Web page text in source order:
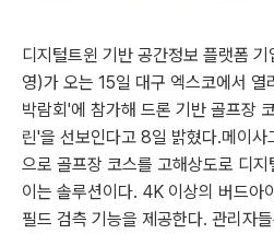
디지털트윈 기반 공간정보 플랫폼
영)가 오는 15일 대구 엑스코에서
박람회'에 참가해 드론 기반 골프장
린'을 선보인다고 8일 밝혔다.메이
으로 골프장 코스를 고해상도로 디
이는 솔루션이다. 4K 이상의 버드아
필드 검측 기능을 제공한다. 관리자